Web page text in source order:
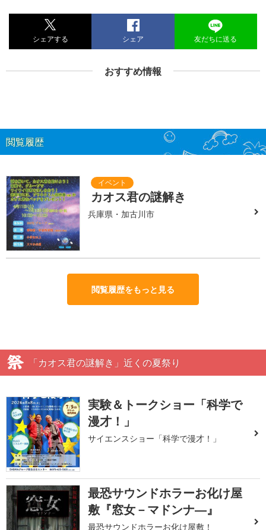
シェアする シェア 友だちに送る
おすすめ情報
閲覧履歴
カオス君の謎解き
兵庫県・加古川市
閲覧履歴をもっと見る
「カオス君の謎解き」近くの夏祭り
実験＆トークショー「科学で
漫才！」
サイエンスショー「科学で漫才！」
最恐サウンドホラーお化け屋
敷『窓女－マドンナ―』
最恐サウンドホラーお化け屋敷！